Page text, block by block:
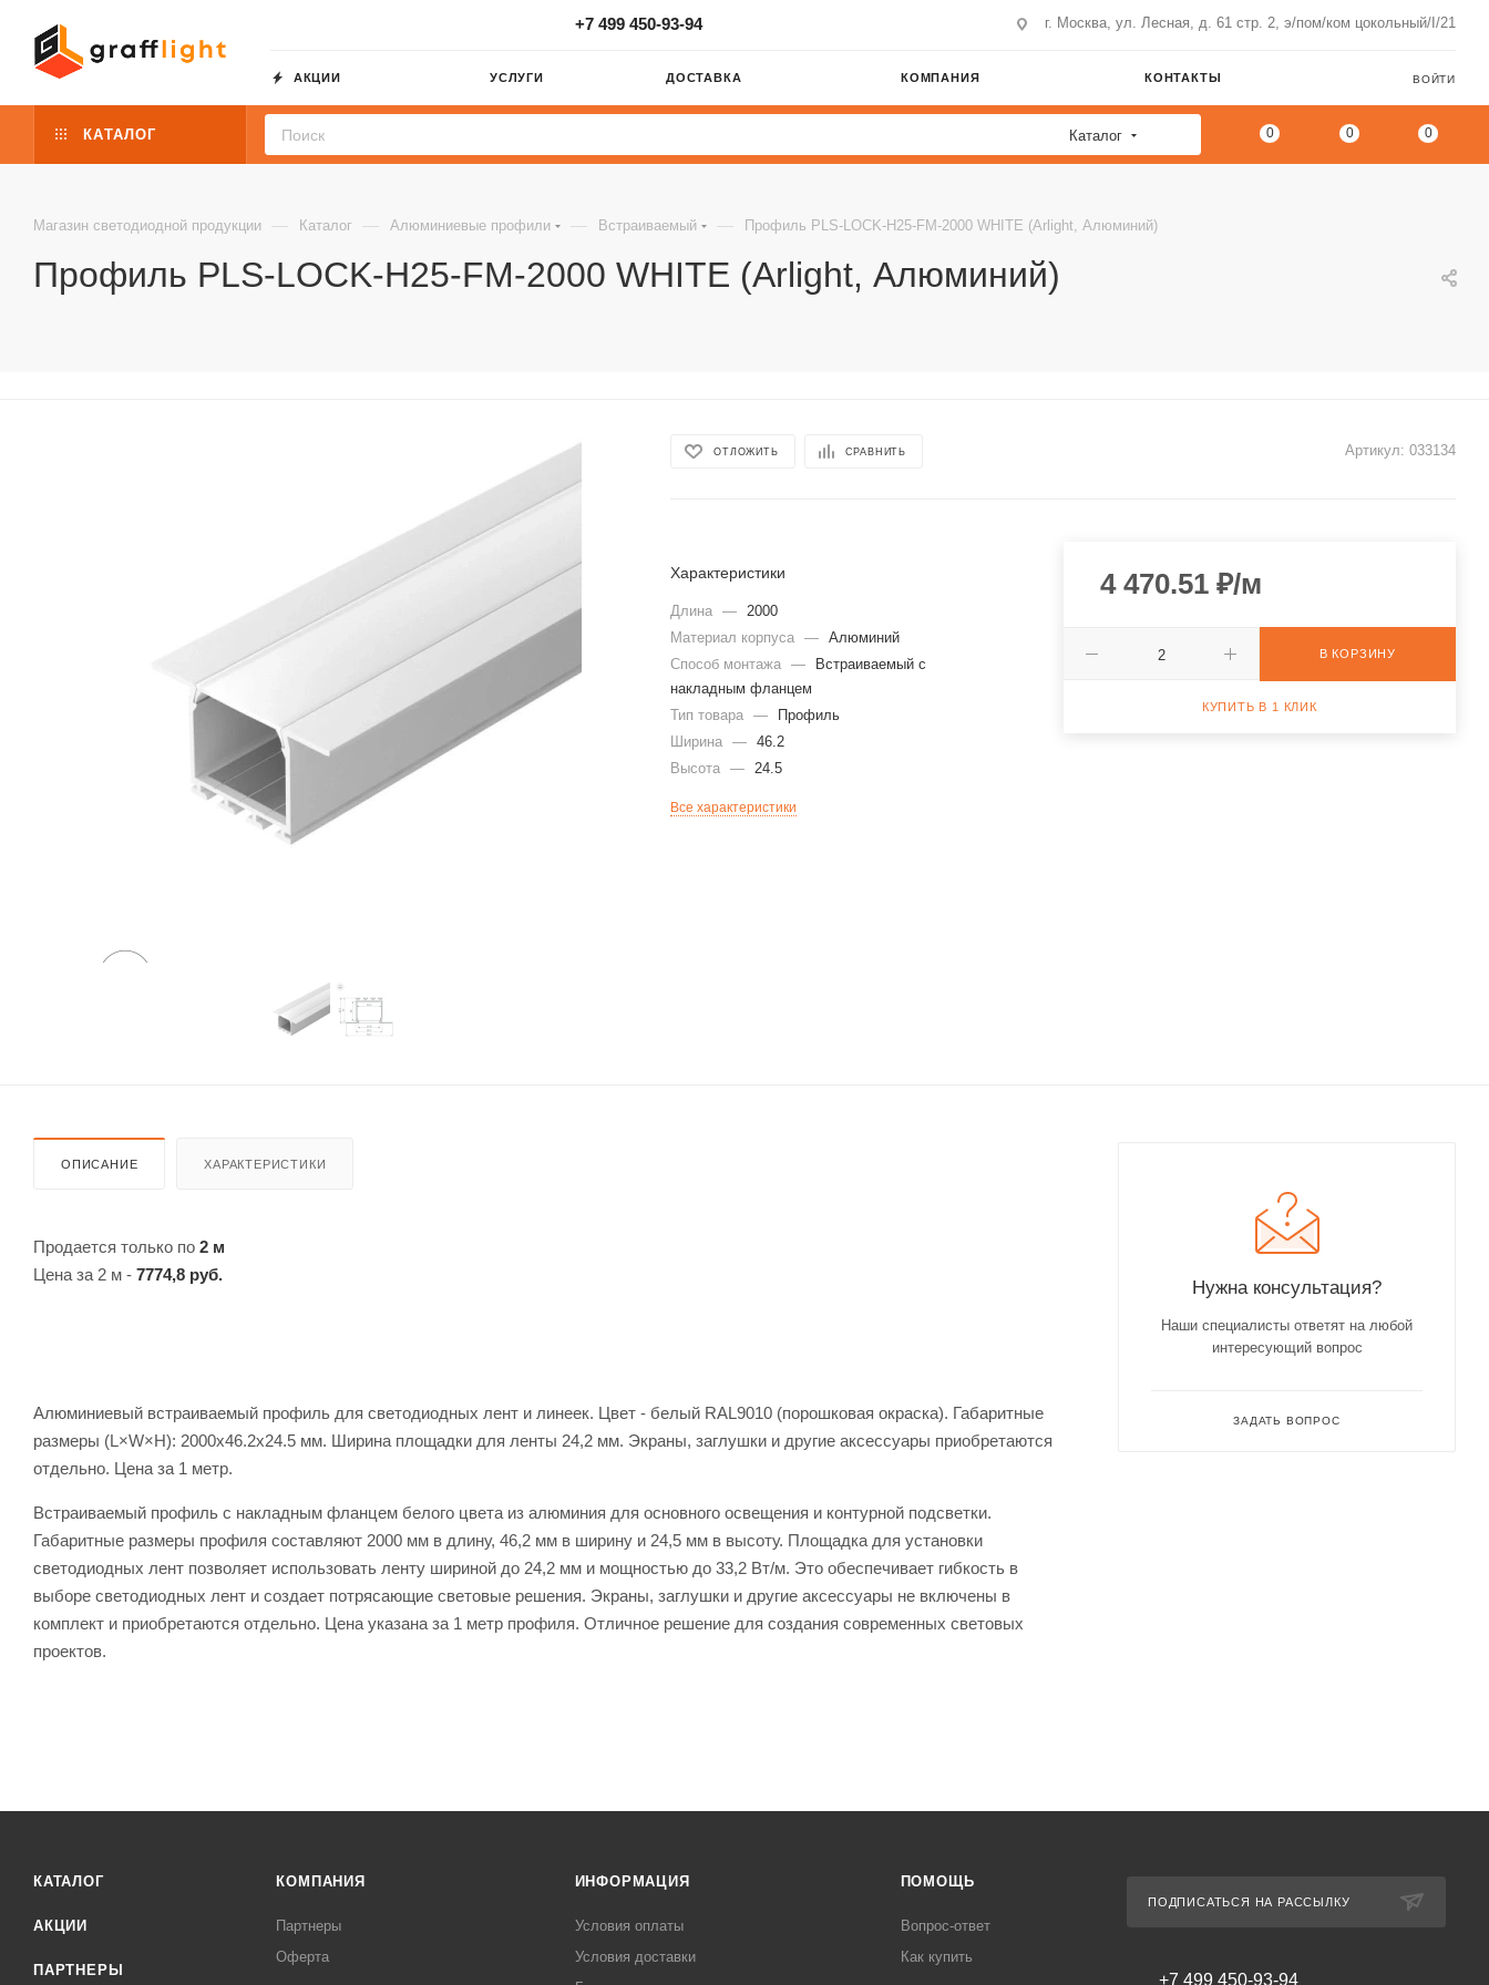
+7 499 450-93-94 г. Москва, ул. Лесная, д. 61 стр. 2, э/пом/ком цокольный/I/21
АКЦИИ УСЛУГИ ДОСТАВКА КОМПАНИЯ КОНТАКТЫ ВОЙТИ
КАТАЛОГ Каталог 0 0 0
Магазин светодиодной продукции — Каталог — Алюминиевые профили — Встраиваемый — Профиль PLS-LOCK-H25-FM-2000 WHITE (Arlight, Алюминий)
Профиль PLS-LOCK-H25-FM-2000 WHITE (Arlight, Алюминий)
ОТЛОЖИТЬ СРАВНИТЬ Артикул: 033134
Характеристики
Длина —
2000
Материал корпуса
—
Алюминий
Способ монтажа
—
Встраиваемый с
накладным фланцем
Тип товара
—
Профиль
Ширина
—
46.2
Высота
— 24.5
Все характеристики
4 470.51₽/м
В КОРЗИНУ
КУПИТЬ В 1 КЛИК
ОПИСАНИЕ ХАРАКТЕРИСТИКИ
Продается только по 2 м
Цена за 2 м - 7774,8 руб.
Алюминиевый встраиваемый профиль для светодиодных лент и линеек. Цвет - белый RAL9010 (порошковая окраска). Габаритные
размеры (L×W×H): 2000x46.2x24.5 мм. Ширина площадки для ленты 24,2 мм. Экраны, заглушки и другие аксессуары приобретаются
отдельно. Цена за 1 метр.
Встраиваемый профиль с накладным фланцем белого цвета из алюминия для основного освещения и контурной подсветки.
Габаритные размеры профиля составляют 2000 мм в длину, 46,2 мм в ширину и 24,5 мм в высоту. Площадка для установки
светодиодных лент позволяет использовать ленту шириной до 24,2 мм и мощностью до 33,2 Вт/м. Это обеспечивает гибкость в
выборе светодиодных лент и создает потрясающие световые решения. Экраны, заглушки и другие аксессуары не включены в
комплект и приобретаются отдельно. Цена указана за 1 метр профиля. Отличное решение для создания современных световых
проектов.
Нужна консультация?
Наши специалисты ответят на любой
интересующий вопрос
ЗАДАТЬ ВОПРОС
КАТАЛОГ
АКЦИИ
ПАРТНЕРЫ
КОМПАНИЯ
Партнеры
Оферта
ИНФОРМАЦИЯ
Условия оплаты
Условия доставки
ПОМОЩЬ
Вопрос-ответ
Как купить
ПОДПИСАТЬСЯ НА РАССЫЛКУ
+7 499 450-93-94